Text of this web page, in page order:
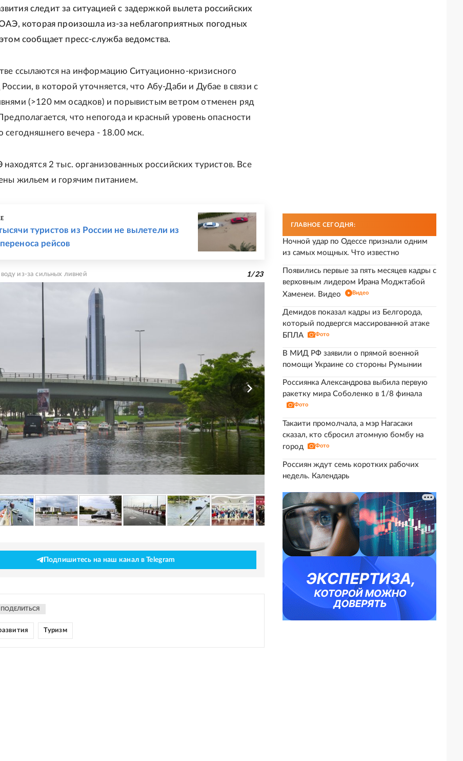
следит за ситуацией с задержкой вылета российских
которая произошла из-за неблагоприятных погодных
сообщает пресс-служба ведомства.
ссылаются на информацию Ситуационно-кризисного
в которой уточняется, что Абу-Даби и Дубае в связи с
(>120 мм осадков) и порывистым ветром отменен ряд
что непогода и красный уровень опасности
сегодняшнего вечера - 18.00 мск.
2 тыс. организованных российских туристов. Все
жильем и горячим питанием.
туристов из России не вылетели из
рейсов
из-за сильных ливней 1/23
Подпишитесь на наш канал в Telegram
ПОДЕЛИТЬСЯ
Туризм
ГЛАВНОЕ СЕГОДНЯ:
Ночной удар по Одессе признали одним
из самых мощных. Что известно
Появились первые за пять месяцев кадры с
верховным лидером Ирана Моджтабой
Хаменеи. Видео
Видео
Демидов показал кадры из Белгорода,
который подвергся массированной атаке
БПЛА
Фото
В МИД РФ заявили о прямой военной
помощи Украине со стороны Румынии
Россиянка Александрова выбила первую
ракетку мира Соболенко в 1/8 финала
Фото
Такаити промолчала, а мэр Нагасаки
сказал, кто сбросил атомную бомбу на
город
Фото
Россиян ждут семь коротких рабочих
недель. Календарь